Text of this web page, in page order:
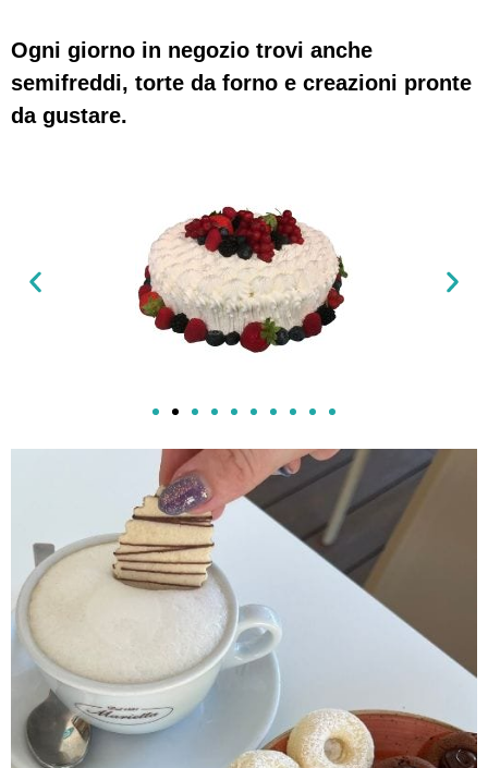
Ogni giorno in negozio trovi anche
semifreddi, torte da forno e creazioni pronte
da gustare.